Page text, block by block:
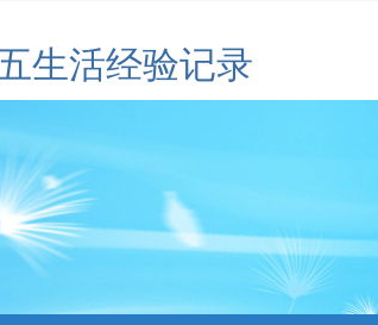
生活经验记录